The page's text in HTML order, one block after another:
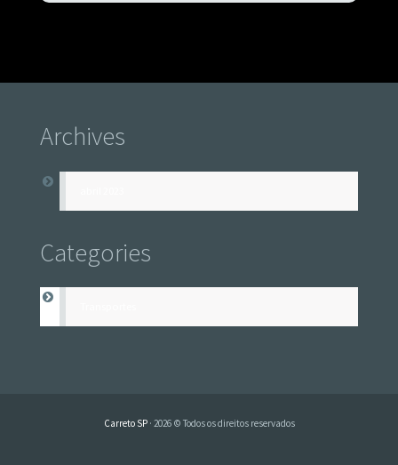
Archives
Categories
Carreto SP· 2026 © Todos os direitos reservados